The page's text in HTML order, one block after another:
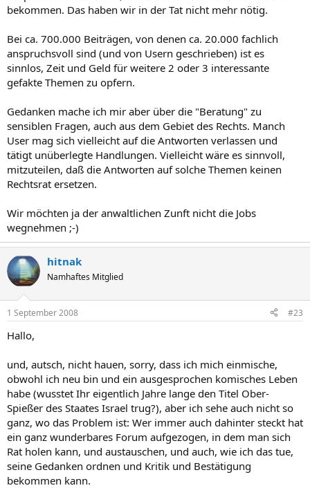
bekommen. Das haben wir in der Tat nicht mehr nötig.
Bei ca. 700.000 Beiträgen, von denen ca. 20.000 fachlich
anspruchsvoll sind (und von Usern geschrieben) ist es
sinnlos, Zeit und Geld für weitere 2 oder 3 interessante
gefakte Themen zu opfern.
Gedanken mache ich mir aber über die "Beratung" zu
sensiblen Fragen, auch aus dem Gebiet des Rechts. Manch
User mag sich vielleicht auf die Antworten verlassen und
tätigt unüberlegte Handlungen. Vielleicht wäre es sinnvoll,
mitzuteilen, daß die Antworten auf solche Themen keinen
Rechtsrat ersetzen.
Wir möchten ja der anwaltlichen Zunft nicht die Jobs
wegnehmen ;-)
hitnak
Namhaftes Mitglied
1 September 2008 #23
Hallo,
und, autsch, nicht hauen, sorry, dass ich mich einmische,
obwohl ich neu bin und ein ausgesprochen komisches Leben
habe (wusstet Ihr eigentlich Jahre lange den Titel Ober-
Spießer des Staates Israel trug?), aber ich sehe auch nicht so
ganz, wo das Problem ist: Wer immer auch dahinter steckt hat
ein ganz wunderbares Forum aufgezogen, in dem man sich
Rat holen kann, und austauschen, und auch, wie ich das tue,
seine Gedanken ordnen und Kritik und Bestätigung
bekommen kann.